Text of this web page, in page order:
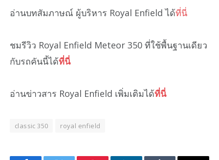
อ่านบทสัมภาษณ์ ผู้บริหาร Royal Enfield ได้ที่นี่
ชมรีวิว Royal Enfield Meteor 350 ที่ใช้พื้นฐานเดียว
กับรถคันนี้ได้ที่นี่
อ่านข่าวสาร Royal Enfield เพิ่มเติมได้ที่นี่
classic 350 royal enfield